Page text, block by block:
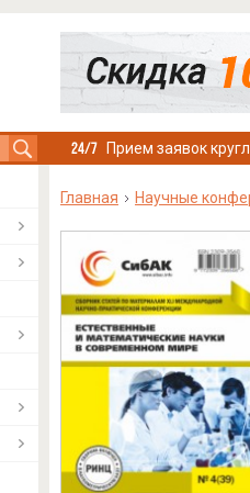
Прием заявок
Главная Научные